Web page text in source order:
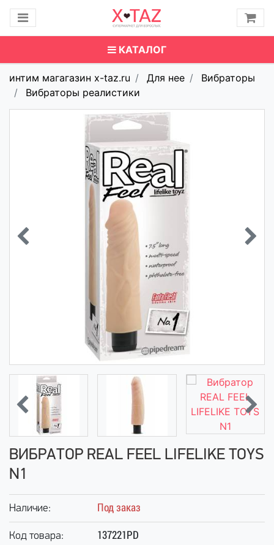
КАТАЛОГ
интим магагазин x-taz.ru Для нее
Вибраторы
Вибраторы реалистики
ВИБРАТОР REAL FEEL LIFELIKE TOYS
N1
Наличие: Под заказ
Код товара: 137221PD